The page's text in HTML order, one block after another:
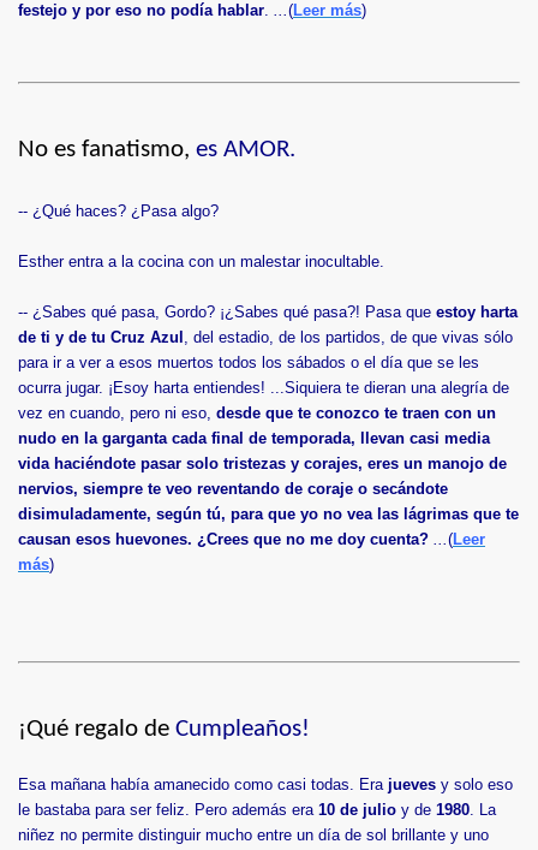
festejo y por eso no podía hablar. ...(Leer más)
No es fanatismo, es AMOR.
-- ¿Qué haces? ¿Pasa algo?
Esther entra a la cocina con un malestar inocultable.
-- ¿Sabes qué pasa, Gordo? ¡¿Sabes qué pasa?! Pasa que estoy harta
de ti y de tu Cruz Azul , del estadio, de los partidos, de que vivas sólo
para ir a ver a esos muertos todos los sábados o el día que se les
ocurra jugar. ¡Esoy harta entiendes! ...Siquiera te dieran una alegría de
vez en cuando, pero ni eso, desde que te conozco te traen con un
nudo en la garganta cada final de temporada, llevan casi media
vida haciéndote pasar solo tristezas y corajes, eres un manojo de
nervios, siempre te veo reventando de coraje o secándote
disimuladamente, según tú, para que yo no vea las lágrimas que te
causan esos huevones. ¿Crees que no me doy cuenta? ...(Leer
más)
¡Qué regalo de Cumpleaños!
Esa mañana había amanecido como casi todas. Erajueves y solo eso
le bastaba para ser feliz. Pero además era 10 de julio y de 1980. La
niñez no permite distinguir mucho entre un día de sol brillante y uno